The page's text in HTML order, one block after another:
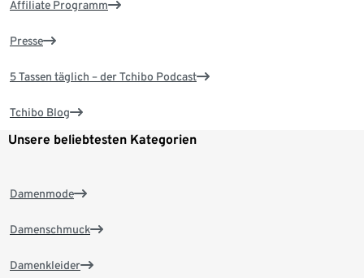
Affiliate Programm
Presse
5 Tassen täglich – der Tchibo Podcast
Tchibo Blog
Unsere beliebtesten Kategorien
Damenmode
Damenschmuck
Damenkleider